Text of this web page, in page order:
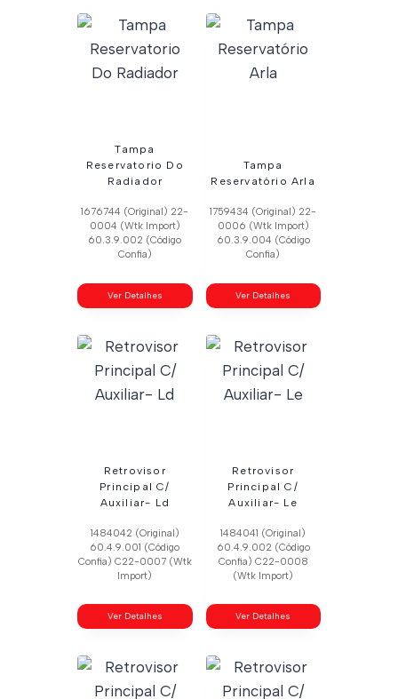
Tampa
Reservatorio Do
Radiador
1676744 (Original) 22-
0004 (Wtk Import)
60.3.9.002 (Código
Confia)
Ver Detalhes
Tampa
Reservatório Arla
1759434 (Original) 22-
0006 (Wtk Import)
60.3.9.004 (Código
Confia)
Ver Detalhes
Retrovisor
Principal C/
Auxiliar- Ld
1484042 (Original)
60.4.9.001 (Código
Confia) C22-0007 (Wtk
Import)
Ver Detalhes
Retrovisor
Principal C/
Auxiliar- Le
1484041 (Original)
60.4.9.002 (Código
Confia) C22-0008
(Wtk Import)
Ver Detalhes